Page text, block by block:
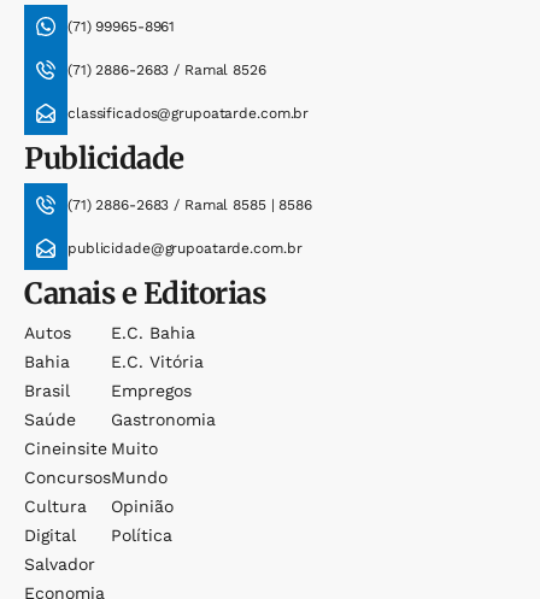
(71) 99965-8961
(71) 2886-2683 / Ramal 8526
classificados@grupoatarde.com.br
Publicidade
(71) 2886-2683 / Ramal 8585 | 8586
publicidade@grupoatarde.com.br
Canais e Editorias
Autos
Bahia
Brasil
Saúde
Cineinsite
Concursos
Cultura
Digital
Salvador
Economia
E.c. Bahia
E.c. Vitória
Empregos
Gastronomia
Muito
Mundo
Opinião
Política